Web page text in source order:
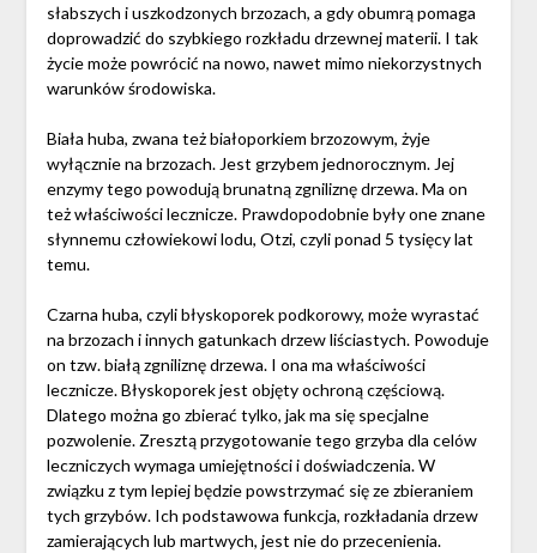
słabszych i uszkodzonych brzozach, a gdy obumrą pomaga
doprowadzić do szybkiego rozkładu drzewnej materii. I tak
życie może powrócić na nowo, nawet mimo niekorzystnych
warunków środowiska.
Biała huba, zwana też białoporkiem brzozowym, żyje
wyłącznie na brzozach. Jest grzybem jednorocznym. Jej
enzymy tego powodują brunatną zgniliznę drzewa. Ma on
też właściwości lecznicze. Prawdopodobnie były one znane
słynnemu człowiekowi lodu, Otzi, czyli ponad 5 tysięcy lat
temu.
Czarna huba, czyli błyskoporek podkorowy, może wyrastać
na brzozach i innych gatunkach drzew liściastych. Powoduje
on tzw. białą zgniliznę drzewa. I ona ma właściwości
lecznicze. Błyskoporek jest objęty ochroną częściową.
Dlatego można go zbierać tylko, jak ma się specjalne
pozwolenie. Zresztą przygotowanie tego grzyba dla celów
leczniczych wymaga umiejętności i doświadczenia. W
związku z tym lepiej będzie powstrzymać się ze zbieraniem
tych grzybów. Ich podstawowa funkcja, rozkładania drzew
zamierających lub martwych, jest nie do przecenienia.